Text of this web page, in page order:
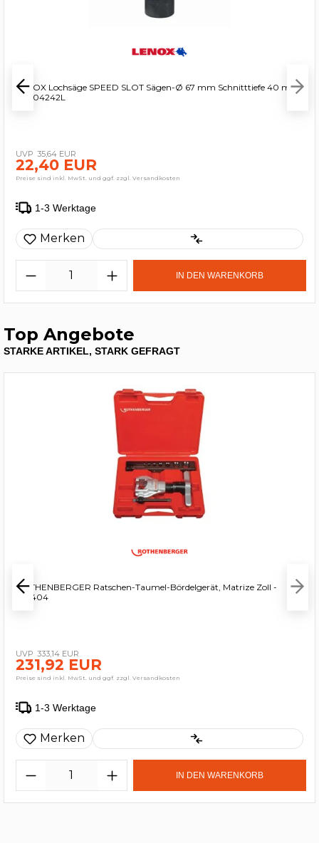
LENOX Lochsäge SPEED SLOT Sägen-Ø 67 mm Schnitttiefe 40 mm
- 3004242L
35,64 EUR
22,40 EUR
Preise sind inkl. MwSt. und ggf. zzgl. Versandkosten
1-3 Werktage
Merken
IN DEN WARENKORB
Top Angebote
STARKE ARTIKEL, STARK GEFRAGT
ROTHENBERGER Ratschen-Taumel-Bördelgerät, Matrize Zoll -
222404
333,14 EUR
231,92 EUR
Preise sind inkl. MwSt. und ggf. zzgl. Versandkosten
1-3 Werktage
Merken
IN DEN WARENKORB